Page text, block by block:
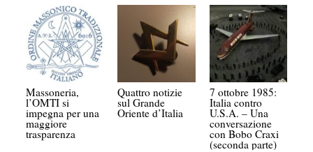
Massoneria,
l’OMTI si
impegna per una
maggiore
trasparenza
Quattro notizie
sul Grande
Oriente d’Italia
7 ottobre 1985:
Italia contro
U.S.A. – Una
conversazione
con Bobo Craxi
(seconda parte)